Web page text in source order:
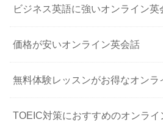
ビジネス英語に強いオンライン英
価格が安いオンライン英会話
無料体験レッスンがお得なオンラ
TOEIC対策におすすめのオンライ